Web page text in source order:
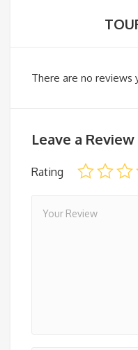
There are no reviews
Leave a Review
Rating